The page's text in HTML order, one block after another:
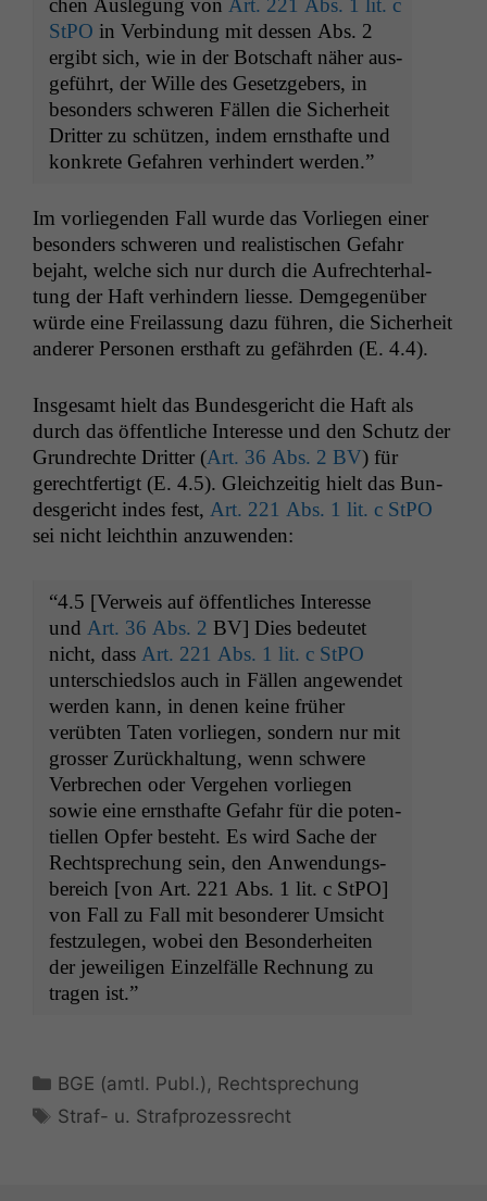
StPO in Verbindung mit dessen Abs. 2
ergibt sich, wie in der Botschaft näher aus­
ge­führt, der Wille des Geset­zge­bers, in
beson­ders schw­eren Fällen die Sicher­heit
Drit­ter zu schützen, indem ern­sthafte und
konkrete Gefahren ver­hin­dert werden.”
Im vor­liegen­den Fall wurde das Vor­liegen ein­er
beson­ders schw­eren und real­is­tis­chen Gefahr
bejaht, welche sich nur durch die Aufrechter­hal­
tung der Haft ver­hin­dern liesse. Demge­genüber
würde eine Freilas­sung dazu führen, die Sicher­heit
ander­er Per­so­n­en ersthaft zu gefährden (E. 4.4).
Ins­ge­samt hielt das Bun­des­gericht die Haft als
durch das öffentliche Inter­esse und den Schutz der
Grun­drechte Drit­ter (Art. 36 Abs. 2 BV) für
gerecht­fer­tigt (E. 4.5). Gle­ichzeit­ig hielt das Bun­
des­gericht indes fest, Art. 221 Abs. 1 lit. c StPO
sei nicht leichthin anzuwenden:
“4.5 [Ver­weis auf öffentlich­es Inter­esse
und Art. 36 Abs. 2 BV] Dies bedeutet
nicht, dass Art. 221 Abs. 1 lit. c StPO
unter­schied­s­los auch in Fällen angewen­det
wer­den kann, in denen keine früher
verübten Tat­en vor­liegen, son­dern nur mit
gross­er Zurück­hal­tung, wenn schwere
Ver­brechen oder Verge­hen vor­liegen
sowie eine ern­sthafte Gefahr für die poten­
tiellen Opfer beste­ht. Es wird Sache der
Recht­sprechung sein, den Anwen­dungs­
bere­ich [von Art. 221 Abs. 1 lit. c StPO]
von Fall zu Fall mit beson­der­er Umsicht
festzule­gen, wobei den Beson­der­heit­en
der jew­eili­gen Einzelfälle Rech­nung zu
tra­gen ist.”
Kategorien
BGE (amtl. Publ.) , Rechtsprechung
Schlagwörter
Straf- u. StrafprozessrechtNotwendige